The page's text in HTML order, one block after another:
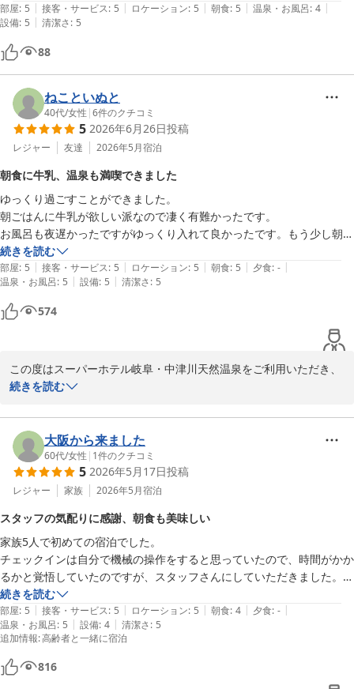
男女別の天然温泉が深夜通して朝まで利用できるのも良かったです。
主人はサウナがあれば・・とは言っていましたが清潔感があり快適に利
用できました。
朝食の焼き立てパンも美味しくいただきました♪
部屋の鍵はなく暗証番号入力なのでチェックアウトもフロント通さずそ
のままGOでストレスフリー。
土曜宿泊としてはリーズナブルなお値段でした。
またこちら方面へ訪れる機会があればぜひ使いたいホテルです。
部屋: 5 | 接客・サービス: 5 | ロケーション: 5 | 朝食: 5 | 温泉・お風呂: 4 |
設備: 5 | 清潔さ: 5
88
ねこといぬと
40代/女性 |6件のクチコミ
5 2026年6月26日投稿
レジャー 友達 2026年5月宿泊
朝食に牛乳、温泉も満喫できました
ゆっくり過ごすことができました。
朝ごはんに牛乳が欲しい派なので凄く有難かったです。
お風呂も夜遅かったですがゆっくり入れて良かったです。もう少し朝の
終了時間が長ければ朝食後にも温泉入りたいです。
お部屋は狭いですがその分リーズナブルに泊まれたので金銭的にも有難
かったです。
続きを読む
部屋: 5 | 接客・サービス: 5 | ロケーション: 5 | 朝食: 5 | 夕食: - |
温泉・お風呂: 5 | 設備: 5 | 清潔さ: 5
574
この度はスーパーホテル岐阜・中津川天然温泉をご利用いただき、
誠にありがとうございます。
朝食での牛乳をご満足いただけたこと、また天然温泉もごゆっくり
ご利用いただけたご様子を大変嬉しく拝読いたしました。「ゆっく
り過ごすことができました」とのお言葉は、スタッフ一同にとって
何よりの励みでございます。
ことを嬉しく存じます。また、夜遅い時間でも温泉でおくつろぎい
ただけたとのこと、旅のお疲れを少しでも癒やしていただけており
ましたら幸いでございます。
一方で、朝の温泉利用時間(15時翌朝9時30分)につきまして貴重な
ご意見をありがとうございます。朝食後にもご利用されたいとのお
声は今後のサービス改善の参考として、真摯に受け止めてまいりま
す。
お部屋の広さにつきましてはコンパクトな造りではございますが、
続きを読む
大阪から来ました
60代/女性 | 1件のクチコミ
5 2026年5月17日投稿
レジャー 家族 2026年5月宿泊
スタッフの気配りに感謝、朝食も美味しい
家族5人で初めての宿泊でした。
チェックインは自分で機械の操作をすると思っていたので、時間がかか
るかと覚悟していたのですが、スタッフさんにしていただきました。
オーガニック朝食は美味しかったです。
カレーには福神漬けが欲しいです。
BGMの音量をもう少し下げて欲しい。
会話がしにくいと感じました。
スタッフさんのお声かけは爽やかで
続きを読む
部屋: 5 | 接客・サービス: 5 | ロケーション: 5 | 朝食: 4 | 夕食: - |
温泉・お風呂: 5 | 設備: 4 | 清潔さ: 5
追加情報:高齢者と一緒に宿泊
816